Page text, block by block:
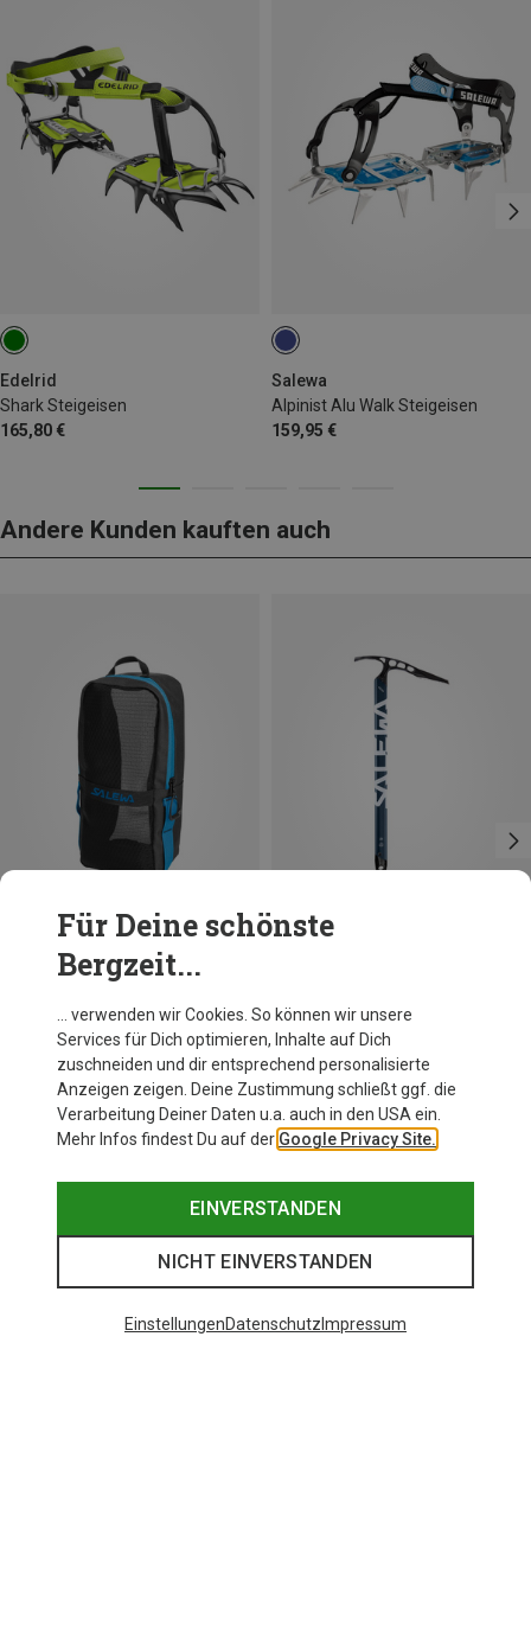
Edelrid
Shark Steigeisen
165,80 €
Salewa
Alpinist Alu Walk Steigeisen
159,95 €
Andere Kunden kauften auch
Gear Bag
Salewa
Alpin-X Eispickel
109,40 €
Für Deine schönste
Bergzeit...
… verwenden wir Cookies. So können wir unsere
Services für Dich optimieren, Inhalte auf Dich
zuschneiden und dir entsprechend personalisierte
Anzeigen zeigen. Deine Zustimmung schließt ggf. die
Verarbeitung Deiner Daten u.a. auch in den USA ein.
Mehr Infos findest Du auf der Google Privacy Site.
EINVERSTANDEN
NICHT EINVERSTANDEN
EinstellungenDatenschutz Impressum